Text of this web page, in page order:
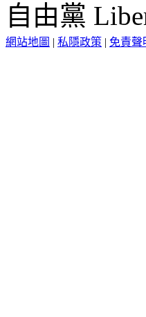
自由黨
網站地圖 | 私隱政策 | 免責聲